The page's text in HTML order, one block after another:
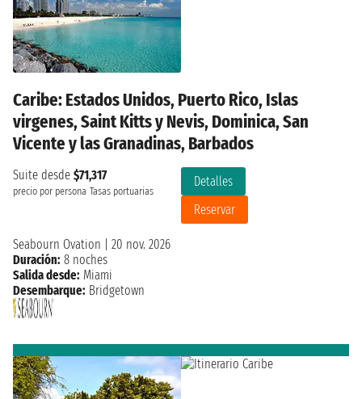
Caribe: Estados Unidos, Puerto Rico, Islas
virgenes, Saint Kitts y Nevis, Dominica, San
Vicente y las Granadinas, Barbados
Suite desde $71,317
precio por persona Tasas portuarias
Detalles
Reservar
Seabourn Ovation
20 nov. 2026
Duración: 8 noches
Salida desde: Miami
Desembarque: Bridgetown